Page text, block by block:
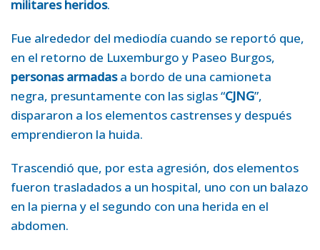
militares heridos.
Fue alrededor del mediodía cuando se reportó que,
en el retorno de Luxemburgo y Paseo Burgos,
personas armadasa bordo de una camioneta
negra, presuntamente con las siglas “CJNG”,
dispararon a los elementos castrenses y después
emprendieron la huida.
Trascendió que, por esta agresión, dos elementos
fueron trasladados a un hospital, uno con un balazo
en la pierna y el segundo con una herida en el
abdomen.